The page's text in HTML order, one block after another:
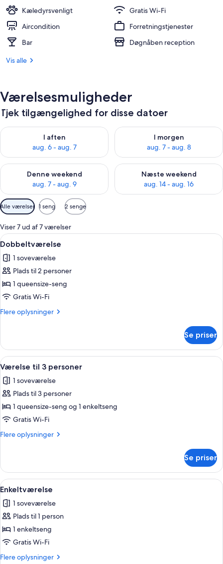
Siddeområde i lobbyen
Kæledyrsvenligt
Gratis Wi-Fi
Aircondition
Forretningstjenester
Bar
Døgnåben reception
Vis alle
Værelsesmuligheder
Tjek tilgængelighed for disse datoer
I aften
aug. 6 - aug. 7
Tjek tilgængelighed for i aften aug. 6 - aug. 7
I morgen
aug. 7 - aug. 8
Tjek tilgængelighed for i
Denne weekend
aug. 7 - aug. 9
Tjek tilgængelighed for denne weekend aug. 7 - aug. 9
Næste weekend
aug. 14 - aug. 16
Tjek tilgængelighed for næste
Tilgængelige
filtre
for
værelser
Alle værelser 1 seng 2 senge
Viser 7 ud af 7 værelser
Indlæs
alle
billeder
af
Dobbeltværelse
En pænt redt seng med et orange
6
Dobbeltværelse
1 soveværelse
Plads til 2 personer
1 queensize-seng
Gratis Wi-Fi
Flere oplysninger
Flere
Se priser
Indlæs
alle
billeder
af
Værelse
til
3
personer
Et soveværelse med en seng, en
7
Værelse til 3 personer
1 soveværelse
Plads til 3 personer
1 queensize-seng og 1 enkeltseng
Gratis Wi-Fi
Flere oplysninger
Flere
til
personer
Se priser
Indlæs
alle
billeder
af
Enkeltværelse
Et hotelværelse med en trædør, en
7
Enkeltværelse
1 soveværelse
Plads til 1 person
1 enkeltseng
Gratis Wi-Fi
Flere oplysninger
Flere